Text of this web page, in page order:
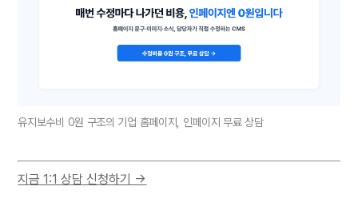
유지보수비 0원 구조의 기업 홈페이지, 인페이지 무료 상담
지금 1:1 상담 신청하기 →